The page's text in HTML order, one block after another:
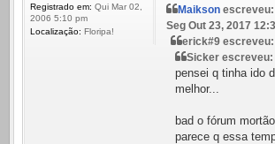
Registrado em: Qui Mar 02,
2006 5:10 pm
Localização: Floripa!
Maikson escreveu:
Seg Out 23, 2017
erick#9 escreveu:
Sicker escreveu:
pensei q tinha ido
melhor...
bad o fórum
parece q essa